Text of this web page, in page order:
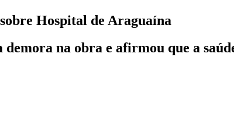
Hospital de Araguaína
na obra e afirmou que a